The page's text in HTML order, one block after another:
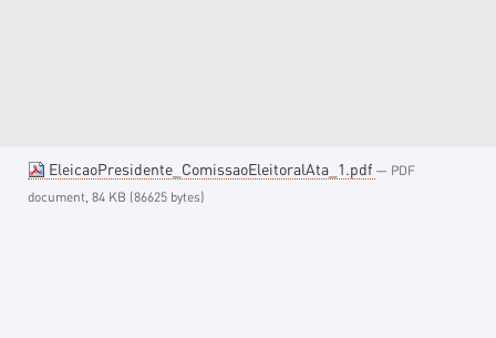
EleicaoPresidente_ComissaoEleitoralAta_1.pdf — PDF
document, 84 KB (86625 bytes)